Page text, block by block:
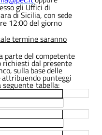
gli Uffici di
di Sicilia, con sede
12:00 del giorno
termine saranno
parte del competente
richiesti dal presente
sullabasedelle
attribuendo punteggi
seguente tabella: